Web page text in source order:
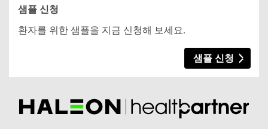
샘플 신청
환자를 위한 샘플을 지금 신청해 보세요.
샘플 신청